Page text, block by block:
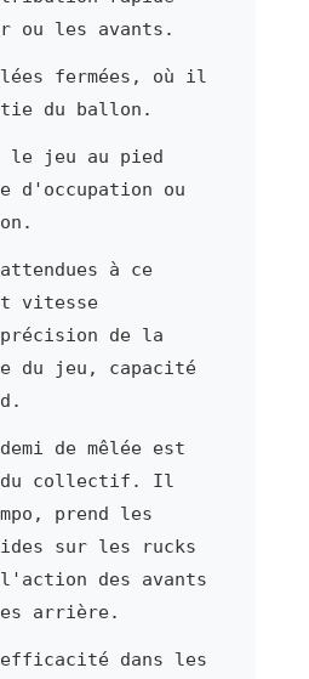
ou les avants.
fermées, où il
du ballon.
jeu au pied
d'occupation ou
à ce
vitesse
de la
du jeu, capacité
de mêlée est
du collectif. Il
prend les
sur les rucks
l'action des avants
arrière.
dans les